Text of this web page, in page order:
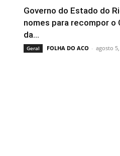
Governo do Estado do
nomes para recompor o
da...
Geral FOLHA DO ACO - agosto